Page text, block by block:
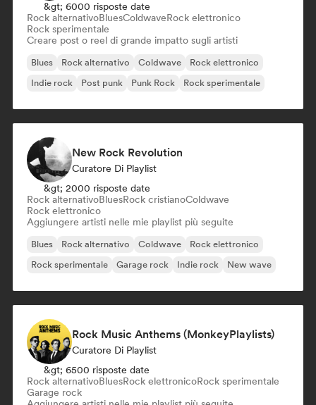
&gt; 6000 risposte date
Rock alternativoBluesColdwaveRock elettronico
Rock sperimentale
Creare post o reel di grande impatto sugli artisti
Blues Rock alternativo Coldwave
Rock elettronico
Indie rock
Post punk Punk Rock Rock sperimentale
New Rock Revolution
Curatore Di Playlist
&gt; 2000 risposte date
Rock alternativoBluesRock cristianoColdwave
Rock elettronico
Aggiungere artisti nelle mie playlist più seguite
Blues Rock alternativo Coldwave
Rock elettronico
Rock sperimentale
Garage rock Indie rock New wave
Rock Music Anthems (MonkeyPlaylists)
Curatore Di Playlist
&gt; 6500 risposte date
Rock alternativoBluesRock elettronicoRock sperimentale
Garage rock